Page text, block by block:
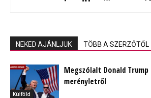
NEKED AJÁNLJUK TÖBB A SZERZŐTŐL
Külföld
Megszólalt Donald
merényletről